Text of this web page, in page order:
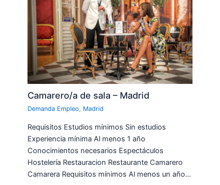
Camarero/a de sala – Madrid
Demanda Empleo, Madrid
Requisitos Estudios mínimos Sin estudios
Experiencia mínima Al menos 1 año
Conocimientos necesarios Espectáculos
Hostelería Restauracion Restaurante Camarero
Camarera Requisitos mínimos Al menos un año…